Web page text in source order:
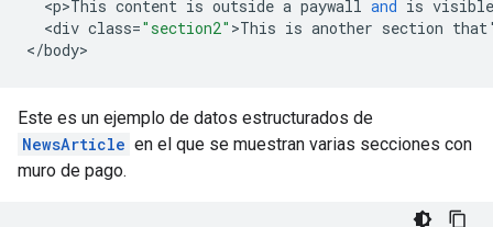
<p>This content is outside a paywall and is visible
<div class="section2" >This is another section that
</body>
Este es un ejemplo de datos estructurados de
NewsArticle en el que se muestran varias secciones con
muro de pago.